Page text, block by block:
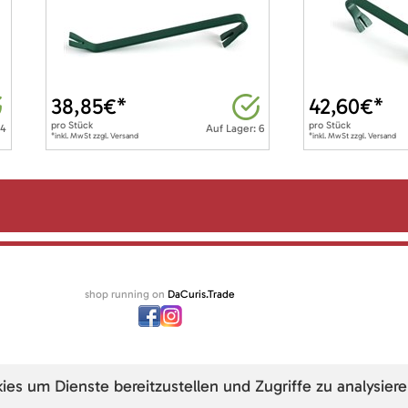
Auf Lager: 6
38,85€*
pro Stück
*inkl. MwSt zzgl. Versand
42,60€*
pro Stück
*inkl. MwSt zzgl. Versand
shop running on DaCuris.Trade
um Dienste bereitzustellen und Zugriffe zu